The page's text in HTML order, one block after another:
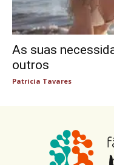
As suas
outros
Patricia Tavares